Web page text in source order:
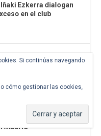
Ezkerra dialogan
en el club
conviven todos
Auction y
el próximo
Madrid
Si continúas navegando
cómo gestionar las cookies,